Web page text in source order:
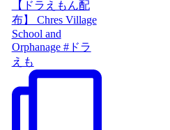
【ドラえもん配
布】 Chres Village
School and
Orphanage #ドラ
えも